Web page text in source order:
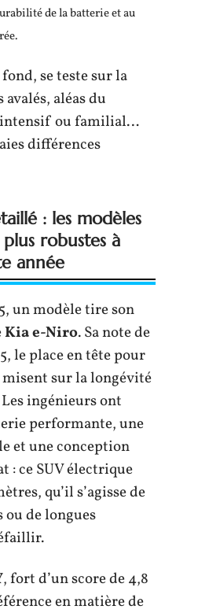
de la batterie et au
se teste sur la
aléas du
intensif ou familial…
différences
: les modèles
robustes à
année
un modèle tire son
Kia e-Niro. Sa note de
le place en tête pour
sur la longévité
ingénieurs ont
performante, une
et une conception
: ce SUV électrique
qu’il s’agisse de
de longues
, fort d’un score de 4,8
en matière de